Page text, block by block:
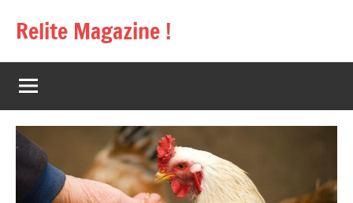
Relite Magazine !